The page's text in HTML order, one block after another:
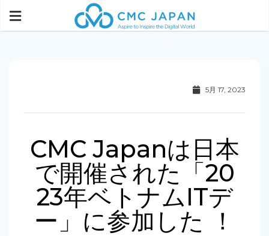
5月 17, 2023
CMC Japanは日本
で開催された「20
23年ベトナムITデ
ー」に参加した ！